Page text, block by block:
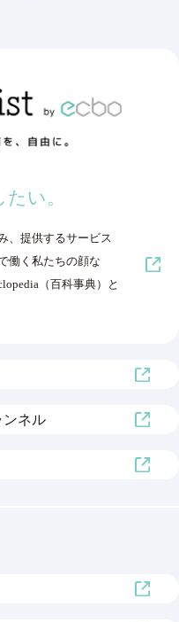
い。
、提供するサービス
働く私たちの顔な
（百科事典）と
ンネル